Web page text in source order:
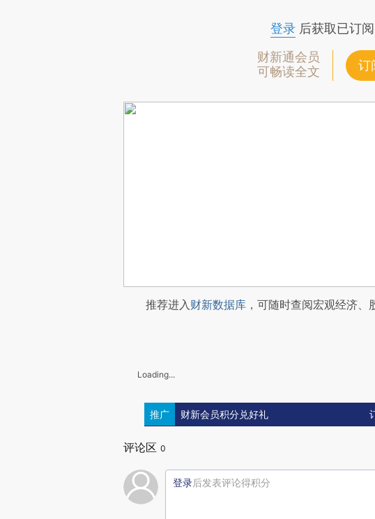
登录后获取已订
财新通会员
可畅读全文
订
推荐进入财新数据库 ，可随时查阅宏观经济、
Loading...
推广 财新会员积分兑好礼
评论区 0
登录后发表评论得积分